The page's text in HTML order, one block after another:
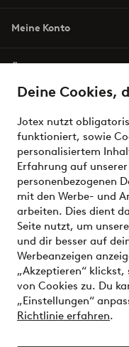
Deine Cookies,
Jotex nutzt
funktioniert, sowie
personalisiertem
Erfahrung auf
personenbezogenen
mit den Werbe- und
arbeiten. Dies dient
Seite nutzt, um
und dir besser auf
Werbeanzeigen
„Akzeptieren“
von Cookies zu. Du
„Einstellungen“
Richtlinie erfahren.
Meine Konto
Bedingungen
Sichere